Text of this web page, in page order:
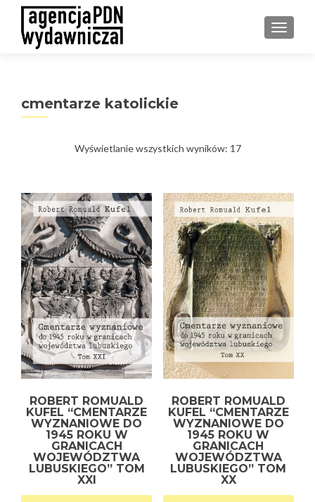
cmentarze katolickie
Wyświetlanie wszystkich wyników: 17Posortowane
najnowszych
ROBERT ROMUALD
KUFEL “CMENTARZE
WYZNANIOWE DO
1945 ROKU W
GRANICACH
WOJEWÓDZTWA
LUBUSKIEGO” TOM
XXI
ROBERT ROMUALD
KUFEL “CMENTARZE
WYZNANIOWE DO
1945 ROKU W
GRANICACH
WOJEWÓDZTWA
LUBUSKIEGO” TOM
XX